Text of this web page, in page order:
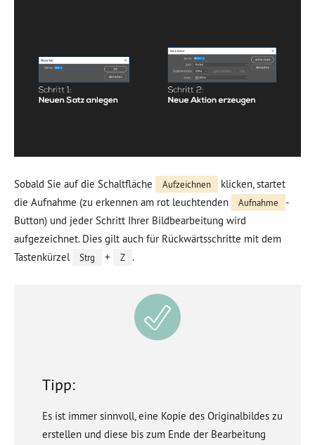
Sobald Sie auf die Schaltfläche Aufzeichnen
klicken, startet
die Aufnahme (zu erkennen am rot leuchtenden
Aufnahme
-
Button) und jeder Schritt Ihrer Bildbearbeitung wird
aufgezeichnet. Dies gilt auch für Rückwärtsschritte mit dem
Tastenkürzel
Strg + Z .
Tipp:
Es ist immer sinnvoll, eine Kopie des Originalbildes zu
erstellen und diese bis zum Ende der Bearbeitung